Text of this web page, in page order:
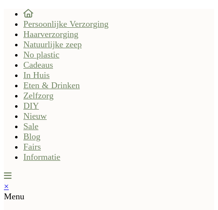
Persoonlijke Verzorging
Haarverzorging
Natuurlijke zeep
No plastic
Cadeaus
In Huis
Eten & Drinken
Zelfzorg
DIY
Nieuw
Sale
Blog
Fairs
Informatie
×
Menu